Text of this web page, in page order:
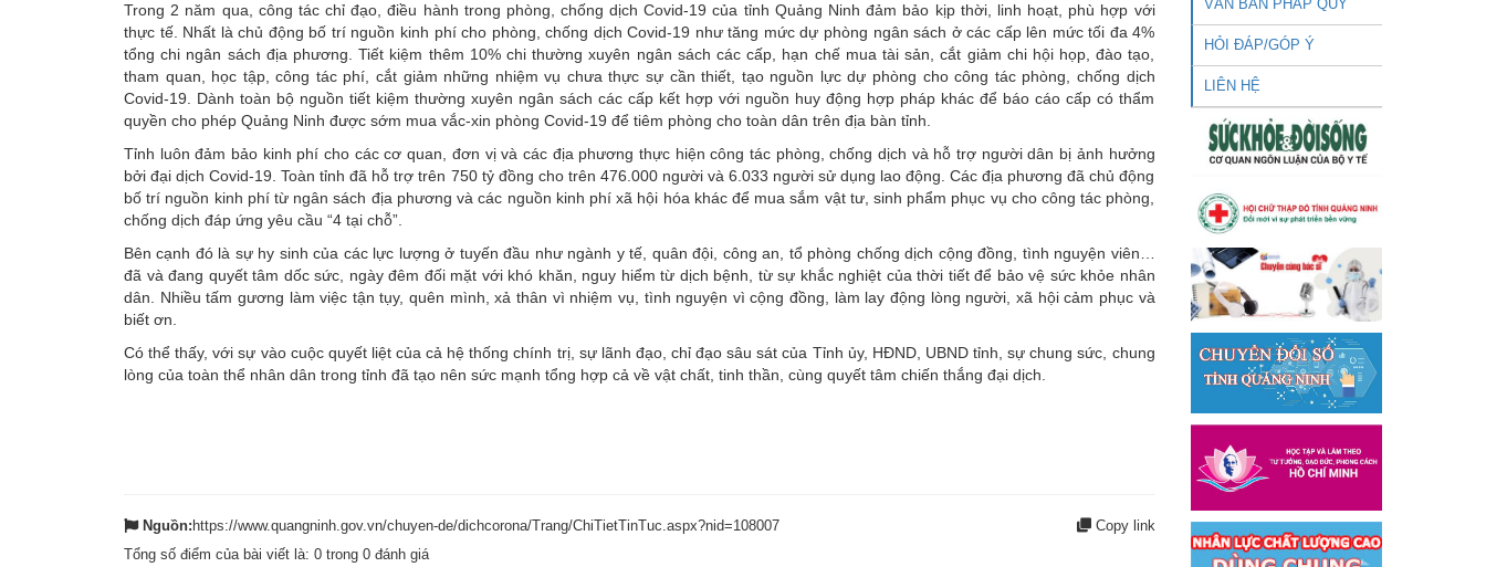
Trong 2 năm qua, công tác chỉ đạo, điều hành trong phòng, chống dịch Covid-19 của tỉnh Quảng Ninh đảm bảo kịp thời, linh hoạt, phù hợp với
thực tế. Nhất là chủ động bố trí nguồn kinh phí cho phòng, chống dịch Covid-19 như tăng mức dự phòng ngân sách ở các cấp lên mức tối đa 4%
tổng chi ngân sách địa phương. Tiết kiệm thêm 10% chi thường xuyên ngân sách các cấp, hạn chế mua tài sản, cắt giảm chi hội họp, đào tạo,
tham quan, học tập, công tác phí, cắt giảm những nhiệm vụ chưa thực sự cần thiết, tạo nguồn lực dự phòng cho công tác phòng, chống dịch
Covid-19. Dành toàn bộ nguồn tiết kiệm thường xuyên ngân sách các cấp kết hợp với nguồn huy động hợp pháp khác để báo cáo cấp có thẩm
quyền cho phép Quảng Ninh được sớm mua vắc-xin phòng Covid-19 để tiêm phòng cho toàn dân trên địa bàn tỉnh.
Tỉnh luôn đảm bảo kinh phí cho các cơ quan, đơn vị và các địa phương thực hiện công tác phòng, chống dịch và hỗ trợ người dân bị ảnh hưởng
bởi đại dịch Covid-19. Toàn tỉnh đã hỗ trợ trên 750 tỷ đồng cho trên 476.000 người và 6.033 người sử dụng lao động. Các địa phương đã chủ động
bố trí nguồn kinh phí từ ngân sách địa phương và các nguồn kinh phí xã hội hóa khác để mua sắm vật tư, sinh phẩm phục vụ cho công tác phòng,
chống dịch đáp ứng yêu cầu “4 tại chỗ”.
Bên cạnh đó là sự hy sinh của các lực lượng ở tuyến đầu như ngành y tế, quân đội, công an, tổ phòng chống dịch cộng đồng, tình nguyện viên…
đã và đang quyết tâm dốc sức, ngày đêm đối mặt với khó khăn, nguy hiểm từ dịch bệnh, từ sự khắc nghiệt của thời tiết để bảo vệ sức khỏe nhân
dân. Nhiều tấm gương làm việc tận tụy, quên mình, xả thân vì nhiệm vụ, tình nguyện vì cộng đồng, làm lay động lòng người, xã hội cảm phục và
biết ơn.
Có thể thấy, với sự vào cuộc quyết liệt của cả hệ thống chính trị, sự lãnh đạo, chỉ đạo sâu sát của Tỉnh ủy, HĐND, UBND tỉnh, sự chung sức, chung
lòng của toàn thể nhân dân trong tỉnh đã tạo nên sức mạnh tổng hợp cả về vật chất, tinh thần, cùng quyết tâm chiến thắng đại dịch.
Nguồn: https://www.quangninh.gov.vn/chuyen-de/dichcorona/Trang/ChiTietTinTuc.aspx?nid=108007
Copy link
Tổng số điểm của bài viết là: 0 trong 0 đánh giá
VĂN BẢN PHÁP QUY
HỎI ĐÁP/GÓP Ý
LIÊN HỆ